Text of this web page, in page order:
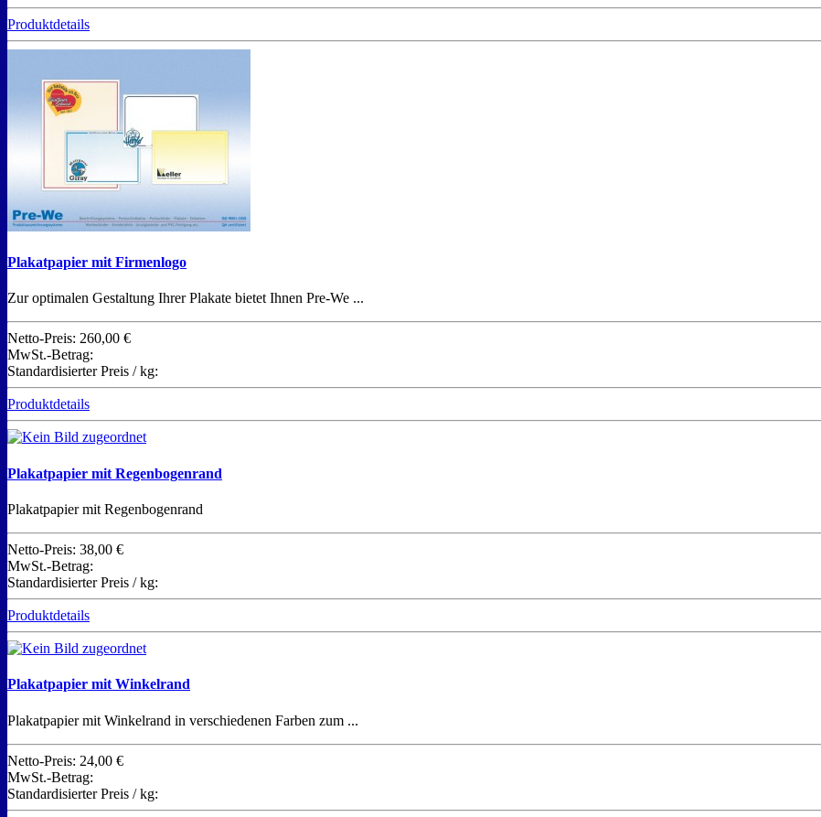
Produktdetails
Plakatpapier mit Firmenlogo
Zur optimalen Gestaltung Ihrer Plakate bietet Ihnen Pre-We ...
Netto-Preis: 260,00 €
MwSt.-Betrag:
Standardisierter Preis / kg:
Produktdetails
Plakatpapier mit Regenbogenrand
Plakatpapier mit Regenbogenrand
Netto-Preis: 38,00 €
MwSt.-Betrag:
Standardisierter Preis / kg:
Produktdetails
Plakatpapier mit Winkelrand
Plakatpapier mit Winkelrand in verschiedenen Farben zum ...
Netto-Preis: 24,00 €
MwSt.-Betrag:
Standardisierter Preis / kg: